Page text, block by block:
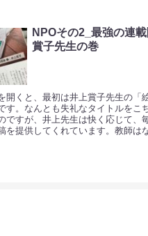
NPOその2_最強の連
賞子先生の巻
開くと、最初は井上賞子先生の「
す。なんとも失礼なタイトルをこ
ですが、井上先生は快く応じて、
を提供してくれています。教師は